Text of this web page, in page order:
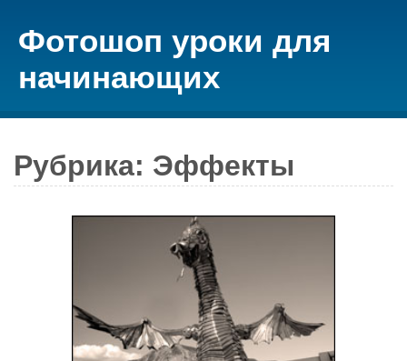
Фотошоп уроки для
начинающих
Рубрика: Эффекты